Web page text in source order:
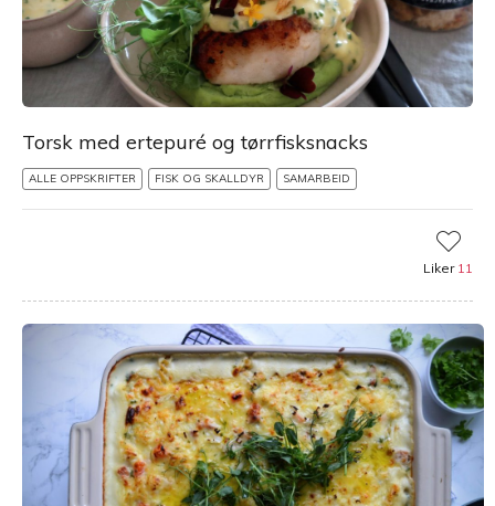
Torsk med ertepuré og tørrfisksnacks
ALLE OPPSKRIFTER FISK OG SKALLDYR SAMARBEID
Liker 11